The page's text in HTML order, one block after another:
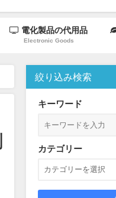
電化製品の代用品
Electronic Goods
絞り込み検索
キーワード
カテゴリー